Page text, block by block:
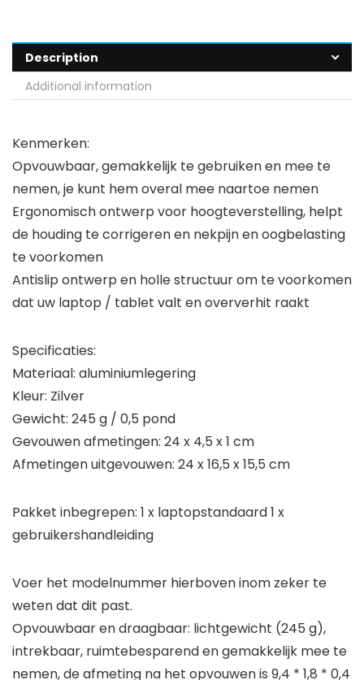
Description
Additional information
Kenmerken:
Opvouwbaar, gemakkelijk te gebruiken en mee te
nemen, je kunt hem overal mee naartoe nemen
Ergonomisch ontwerp voor hoogteverstelling, helpt
de houding te corrigeren en nekpijn en oogbelasting
te voorkomen
Antislip ontwerp en holle structuur om te voorkomen
dat uw laptop / tablet valt en oververhit raakt
Specificaties:
Materiaal: aluminiumlegering
Kleur: Zilver
Gewicht: 245 g / 0,5 pond
Gevouwen afmetingen: 24 x 4,5 x 1 cm
Afmetingen uitgevouwen: 24 x 16,5 x 15,5 cm
Pakket inbegrepen: 1 x laptopstandaard 1 x
gebruikershandleiding
Voer het modelnummer hierboven inom zeker te
weten dat dit past.
Opvouwbaar en draagbaar: lichtgewicht (245 g),
intrekbaar, ruimtebesparend en gemakkelijk mee te
nemen, de afmeting na het opvouwen is 9,4 * 1,8 * 0,4